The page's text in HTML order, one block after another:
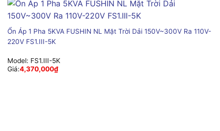
Ổn Áp 1 Pha 5KVA FUSHIN NL Mặt Trời Dải 150V~300V Ra 110V-
220V FS1.III-5K
Model: FS1.III-5K
Giá:4,370,000₫